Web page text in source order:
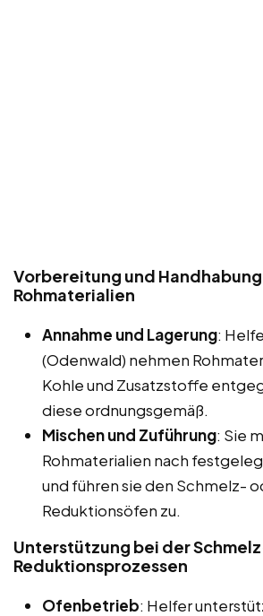
Vorbereitung und
Rohmaterialien
Annahme und Lagerung:
(Odenwald) nehmen
Kohle und Zusatzstoffe
diese ordnungsgemäß.
Mischen und Zuführung: Sie
Rohmaterialien nach
und führen sie den Schmelz-
Reduktionsöfen zu.
Unterstützung bei der
Reduktionsprozessen
Ofenbetrieb: Helfer